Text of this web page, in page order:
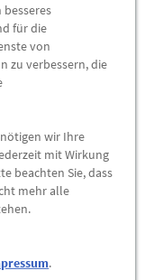
Träger,
besseres
für die
von
zu verbessern, die
wir Ihre
mit Wirkung
beachten Sie, dass
mehr alle
.